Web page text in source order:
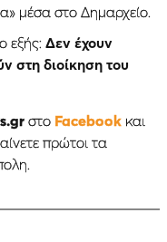
μέσα στο Δημαρχείο.
εξής: Δεν έχουν
στη διοίκηση του
στο Facebookκαι
πρώτοι τα